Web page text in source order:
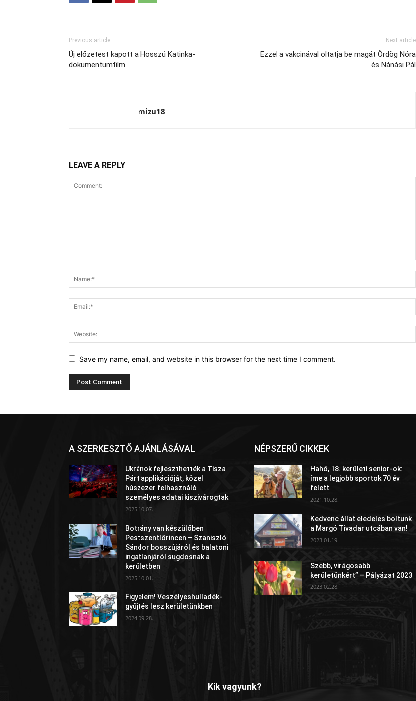
Previous article
Új előzetest kapott a Hosszú Katinka-
dokumentumfilm
Next article
Ezzel a vakcinával oltatja be magát Ördög Nóra
és Nánási Pál
mizu18
LEAVE A REPLY
Save my name, email, and website in this browser for the next time I comment.
A SZERKESZTŐ AJÁNLÁSÁVAL
Ukránok fejleszthették a Tisza
Párt applikációját, közel
húszezer felhasználó
személyes adatai kiszivárogtak
2025.10.07.
Botrány van készülőben
Pestszentlőrincen – Szaniszló
Sándor bosszújáról és balatoni
ingatlanjáról sugdosnak a
kerületben
2025.10.01.
Figyelem! Veszélyeshulladék-
gyűjtés lesz kerületünkben
2024.09.28.
NÉPSZERŰ CIKKEK
Hahó, 18. kerületi senior-ok:
íme a legjobb sportok 70 év
felett
2021.10.28.
Kedvenc állat eledeles boltunk
a Margó Tivadar utcában van!
2023.01.19.
Szebb, virágosabb
kerületünkért” – Pályázat 2023
2023.02.28.
Kik vagyunk?